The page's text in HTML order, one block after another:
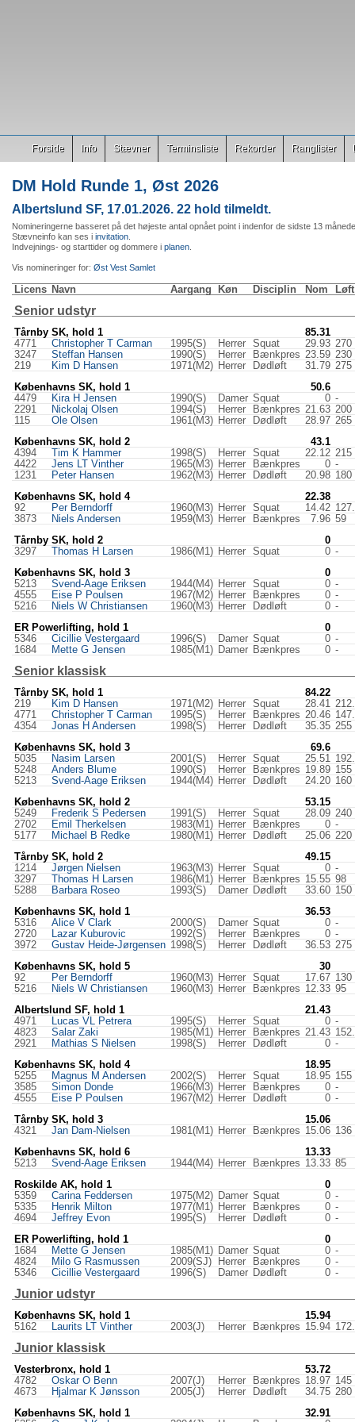
Forside Info Stævner Terminsliste Rekorder Ranglister
DM Hold Runde 1, Øst 2026
Albertslund SF, 17.01.2026. 22 hold tilmeldt.
Nomineringerne basseret på det højeste antal opnået point i indenfor de sidste 13
Stævneinfo kan ses i invitation
Indvejnings- og starttider og dommere i planen
Vis nomineringer for: Øst Vest Samlet
Licens Navn Aargang Køn Disciplin Nom Løft
Senior udstyr
Tårnby SK, hold 1
85.31
4771
Christopher T Carman 1995(S) Herrer Squat 29.93 270
3247
Steffan Hansen 1990(S) Herrer Bænkpres 23.59 230
219
Kim D Hansen 1971(M2) Herrer Dødløft 31.79 275
Københavns SK, hold 1
50.6
4479
Kira H Jensen 1990(S) Damer Squat 0 -
2291
Nickolaj Olsen 1994(S) Herrer Bænkpres 21.63 200
115
Ole Olsen 1961(M3) Herrer Dødløft 28.97 265
Københavns SK, hold 2
43.1
4394
Tim K Hammer 1998(S) Herrer Squat 22.12 215
4422
Jens LT Vinther 1965(M3) Herrer Bænkpres 0 -
1231
Peter Hansen 1962(M3) Herrer Dødløft 20.98 180
Københavns SK, hold 4
22.38
92
Per Berndorff 1960(M3) Herrer Squat 14.42
3873
Niels Andersen 1959(M3) Herrer Bænkpres 7.96 59
Tårnby SK, hold 2
0
3297
Thomas H Larsen 1986(M1) Herrer Squat 0 -
Københavns SK, hold 3
0
5213
Svend-Aage Eriksen 1944(M4) Herrer Squat 0 -
4555
Eise P Poulsen 1967(M2) Herrer Bænkpres 0 -
5216
Niels W Christiansen 1960(M3) Herrer Dødløft 0 -
ER Powerlifting, hold 1
0
5346
Cicillie Vestergaard 1996(S) Damer Squat 0 -
1684
Mette G Jensen 1985(M1) Damer Bænkpres 0 -
Senior klassisk
Tårnby SK, hold 1
84.22
219
Kim D Hansen 1971(M2) Herrer Squat 28.41
4771
Christopher T Carman 1995(S) Herrer Bænkpres 20.46
4354
Jonas H Andersen 1998(S) Herrer Dødløft 35.35 255
Københavns SK, hold 3
69.6
5035
Nasim Larsen 2001(S) Herrer Squat 25.51
5248
Anders Blume 1990(S) Herrer Bænkpres 19.89 155
5213
Svend-Aage Eriksen 1944(M4) Herrer Dødløft 24.20 160
Københavns SK, hold 2
53.15
5249
Frederik S Pedersen 1991(S) Herrer Squat 28.09 240
2702
Emil Therkelsen 1983(M1) Herrer Bænkpres 0 -
5177
Michael B Redke 1980(M1) Herrer Dødløft 25.06 220
Tårnby SK, hold 2
49.15
1214
Jørgen Nielsen 1963(M3) Herrer Squat 0 -
3297
Thomas H Larsen 1986(M1) Herrer Bænkpres 15.55 98
5288
Barbara Roseo 1993(S) Damer Dødløft 33.60 150
Københavns SK, hold 1
36.53
5316
Alice V Clark 2000(S) Damer Squat 0 -
2720
Lazar Kuburovic 1992(S) Herrer Bænkpres 0 -
3972
Gustav Heide-Jørgensen 1998(S) Herrer Dødløft 36.53 275
Københavns SK, hold 5
30
92
Per Berndorff 1960(M3) Herrer Squat 17.67 130
5216
Niels W Christiansen 1960(M3) Herrer Bænkpres 12.33 95
Albertslund SF, hold 1
21.43
4971
Lucas VL Petrera 1995(S) Herrer Squat 0 -
4823
Salar Zaki 1985(M1) Herrer Bænkpres 21.43
2921
Mathias S Nielsen 1998(S) Herrer Dødløft 0 -
Københavns SK, hold 4
18.95
5255
Magnus M Andersen 2002(S) Herrer Squat 18.95 155
3585
Simon Donde 1966(M3) Herrer Bænkpres 0 -
4555
Eise P Poulsen 1967(M2) Herrer Dødløft 0 -
Tårnby SK, hold 3
15.06
4321
Jan Dam-Nielsen 1981(M1) Herrer Bænkpres 15.06 136
Københavns SK, hold 6
13.33
5213
Svend-Aage Eriksen 1944(M4) Herrer Bænkpres 13.33 85
Roskilde AK, hold 1
0
5359
Carina Feddersen 1975(M2) Damer Squat 0 -
5335
Henrik Milton 1977(M1) Herrer Bænkpres 0 -
4694
Jeffrey Evon 1995(S) Herrer Dødløft 0 -
ER Powerlifting, hold 1
0
1684
Mette G Jensen 1985(M1) Damer Squat 0 -
4824
Milo G Rasmussen 2009(SJ) Herrer Bænkpres 0 -
5346
Cicillie Vestergaard 1996(S) Damer Dødløft 0 -
Junior udstyr
Københavns SK, hold 1
15.94
5162
Laurits LT Vinther 2003(J) Herrer Bænkpres 15.94
Junior klassisk
Vesterbronx, hold 1
53.72
4782
Oskar O Benn 2007(J) Herrer Bænkpres 18.97 145
4673
Hjalmar K Jønsson 2005(J) Herrer Dødløft 34.75 280
Københavns SK, hold 1
32.91